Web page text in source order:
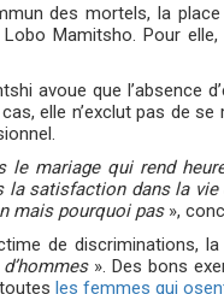
des mortels, la
Mamitsho. Pour
avoue que l’absence
elle n’exclut pas de
le mariage qui rend
la satisfaction dans la
mais pourquoi pas»,
de discriminations,
d’hommes ». Des bons
les femmes qui